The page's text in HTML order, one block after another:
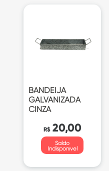
BANDEIJA
GALVANIZADA
CINZA
R$ 20,00
Saldo
Indisponível